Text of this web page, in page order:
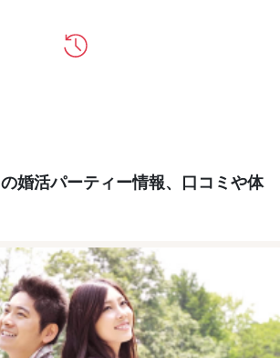
ップ
婚活パーティー情報、口コミや体